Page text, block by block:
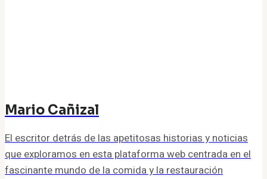
Mario Cañizal
El escritor detrás de las apetitosas historias y noticias
que exploramos en esta plataforma web centrada en el
fascinante mundo de la comida y la restauración